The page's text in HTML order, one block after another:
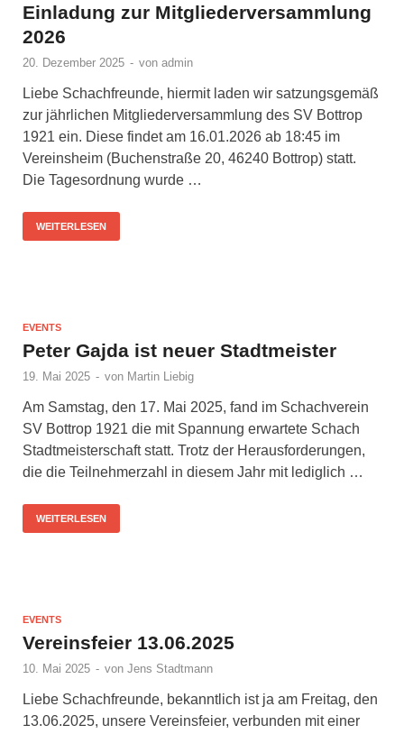
Einladung zur Mitgliederversammlung
2026
20. Dezember 2025 - von admin
Liebe Schachfreunde, hiermit laden wir satzungsgemäß
zur jährlichen Mitgliederversammlung des SV Bottrop
1921 ein. Diese findet am 16.01.2026 ab 18:45 im
Vereinsheim (Buchenstraße 20, 46240 Bottrop) statt.
Die Tagesordnung wurde …
WEITERLESEN
EVENTS
Peter Gajda ist neuer Stadtmeister
19. Mai 2025 - von Martin Liebig
Am Samstag, den 17. Mai 2025, fand im Schachverein
SV Bottrop 1921 die mit Spannung erwartete Schach
Stadtmeisterschaft statt. Trotz der Herausforderungen,
die die Teilnehmerzahl in diesem Jahr mit lediglich …
WEITERLESEN
EVENTS
Vereinsfeier 13.06.2025
10. Mai 2025 - von Jens Stadtmann
Liebe Schachfreunde, bekanntlich ist ja am Freitag, den
13.06.2025, unsere Vereinsfeier, verbunden mit einer